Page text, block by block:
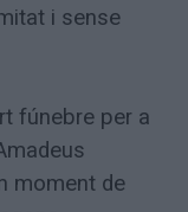
i sense
fúnebre per a
moment de